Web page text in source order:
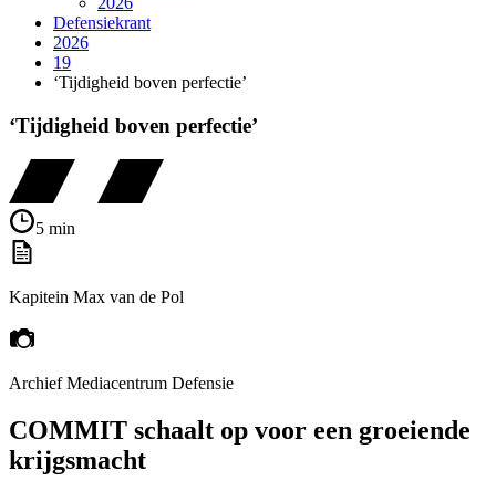
Defensiekrant
2026
19
‘Tijdigheid boven perfectie’
‘Tijdigheid boven perfectie’
5 min
Kapitein Max van de Pol
Archief Mediacentrum Defensie
COMMIT schaalt op voor een groeiende
krijgsmacht